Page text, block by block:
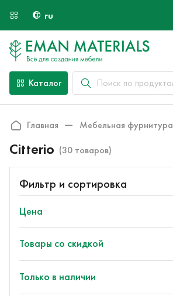
ru
Каталог
Главная Мебельная фурнитура
Citterio (30 товаров)
Фильтр и сортировка
Цена
Товары со скидкой
Только в наличии